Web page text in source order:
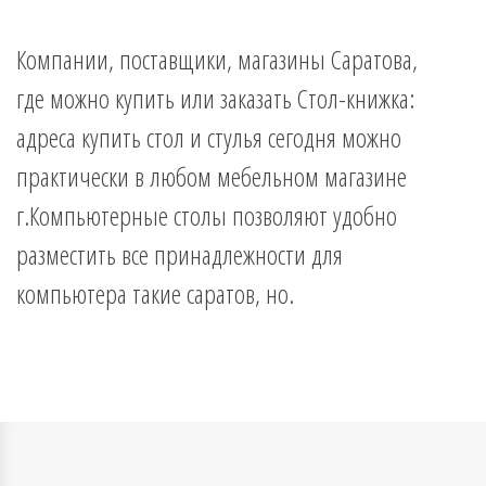
Компании, поставщики, магазины Саратова,
где можно купить или заказать Стол-книжка:
адреса купить стол и стулья сегодня можно
практически в любом мебельном магазине
г.Компьютерные столы позволяют удобно
разместить все принадлежности для
компьютера такие саратов, но.